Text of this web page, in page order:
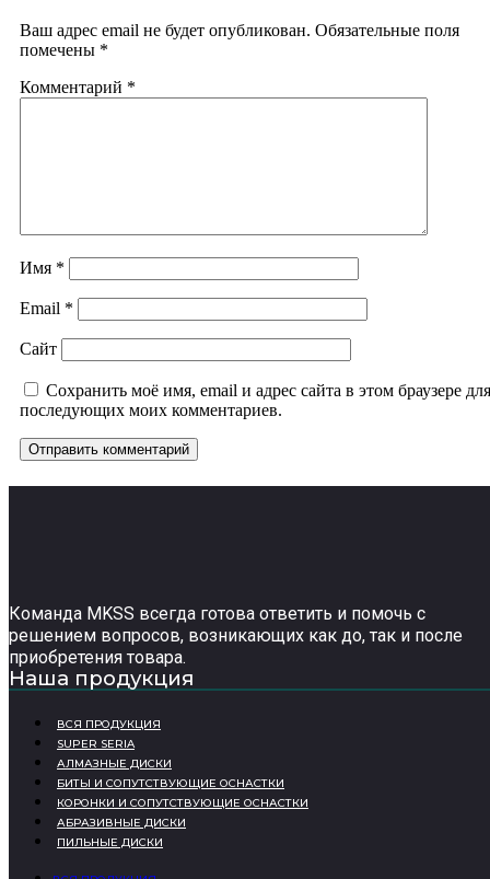
Ваш адрес email не будет опубликован. Обязательные поля
помечены *
Комментарий *
Имя *
Email *
Сайт
Сохранить моё имя, email и адрес сайта в этом браузере для
последующих моих комментариев.
Команда MKSS всегда готова ответить и помочь с
решением вопросов, возникающих как до, так и после
приобретения товара.
Наша продукция
ВСЯ ПРОДУКЦИЯ
SUPER SERIA
АЛМАЗНЫЕ ДИСКИ
БИТЫ И СОПУТСТВУЮЩИЕ ОСНАСТКИ
КОРОНКИ И СОПУТСТВУЮЩИЕ ОСНАСТКИ
АБРАЗИВНЫЕ ДИСКИ
ПИЛЬНЫЕ ДИСКИ